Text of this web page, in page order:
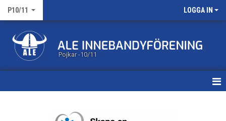
P10/11 LOGGA IN
Pojkar -10/11